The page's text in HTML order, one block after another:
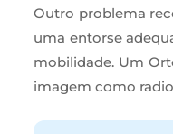
Outro problema
uma entorse
mobilidade. Um
imagem como